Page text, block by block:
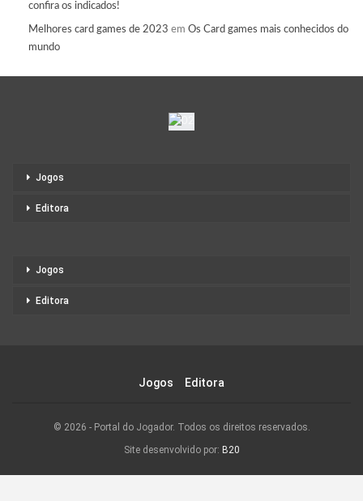
confira os indicados!
Melhores card games de 2023 em Os Card games mais conhecidos do
mundo
Jogos
Editora
Jogos
Editora
Jogos Editora
© 2026 - Portal do Jogador. Todos os direitos reservados.
Site desenvolvido por: B20